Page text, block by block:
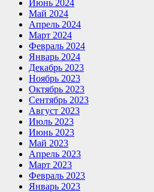
Июнь 2024
Май 2024
Апрель 2024
Март 2024
Февраль 2024
Январь 2024
Декабрь 2023
Ноябрь 2023
Октябрь 2023
Сентябрь 2023
Август 2023
Июль 2023
Июнь 2023
Май 2023
Апрель 2023
Март 2023
Февраль 2023
Январь 2023